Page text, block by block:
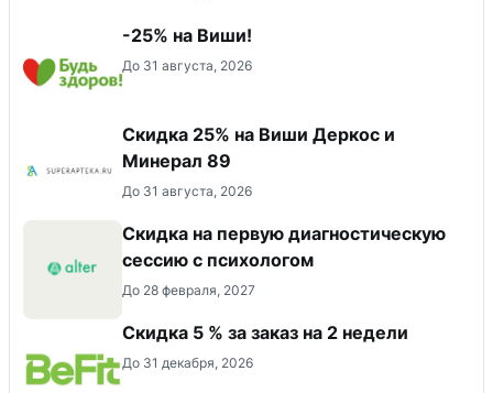
-25% на Виши!
До 31 августа, 2026
Скидка 25% на Виши Деркос и
Минерал 89
До 31 августа, 2026
Скидка на первую диагностическую
сессию с психологом
До 28 февраля, 2027
Скидка 5 % за заказ на 2 недели
До 31 декабря, 2026